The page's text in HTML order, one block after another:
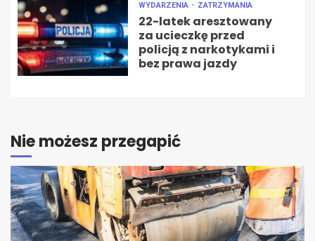
WYDARZENIA ZATRZYMANIA
22-latek aresztowany
za ucieczkę przed
policją z narkotykami i
bez prawa jazdy
Nie możesz przegapić